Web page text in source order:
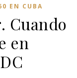
EN CUBA
Cuando
en